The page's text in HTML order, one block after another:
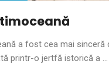
a fost cea mai sinceră
printr-o jertfă istorică a ...